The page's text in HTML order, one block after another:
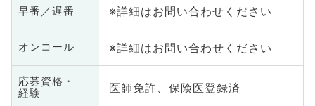
早番／遅番 ※詳細はお問い合わせください
オンコール ※詳細はお問い合わせください
応募資格・
経験
医師免許、保険医登録済